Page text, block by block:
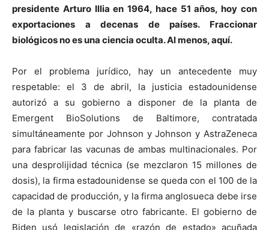
presidente Arturo Illia en 1964, hace 51 años, hoy con
exportaciones a decenas de países. Fraccionar
biológicos no es una ciencia oculta. Al menos, aquí.
Por el problema jurídico, hay un antecedente muy
respetable: el 3 de abril, la justicia estadounidense
autorizó a su gobierno a disponer de la planta de
Emergent BioSolutions de Baltimore, contratada
simultáneamente por Johnson y Johnson y AstraZeneca
para fabricar las vacunas de ambas multinacionales. Por
una desprolijidad técnica (se mezclaron 15 millones de
dosis), la firma estadounidense se queda con el 100 de la
capacidad de producción, y la firma anglosueca debe irse
de la planta y buscarse otro fabricante. El gobierno de
Biden usó legislación de «razón de estado» acuñada